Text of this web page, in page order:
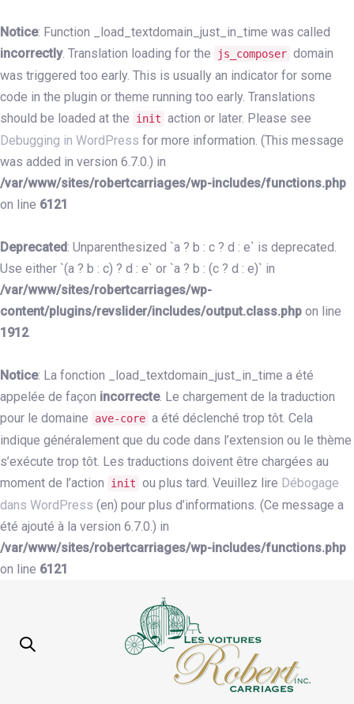
Notice: Function _load_textdomain_just_in_time was called
incorrectly. Translation loading for the js_composer domain
was triggered too early. This is usually an indicator for some
code in the plugin or theme running too early. Translations
should be loaded at the
init action or later. Please see
Debugging in WordPress for more information. (This message
was added in version 6.7.0.) in
/var/www/sites/robertcarriages/wp-includes/functions.php
on line 6121
Deprecated: Unparenthesized `a ? b : c ? d : e` is deprecated.
Use either `(a ? b : c) ? d : e` or `a ? b : (c ? d : e)` in
/var/www/sites/robertcarriages/wp-
content/plugins/revslider/includes/output.class.php on line
1912
Notice: La fonction _load_textdomain_just_in_time a été
appelée de façon incorrecte. Le chargement de la traduction
pour le domaine
ave-core a été déclenché trop tôt. Cela
indique généralement que du code dans l’extension ou le thème
s’exécute trop tôt. Les traductions doivent être chargées au
moment de l’action
init ou plus tard. Veuillez lire Débogage
dans WordPress (en) pour plus d’informations. (Ce message a
été ajouté à la version 6.7.0.) in
/var/www/sites/robertcarriages/wp-includes/functions.php
on line 6121
links
to
primary
navigation
Skip
to
content